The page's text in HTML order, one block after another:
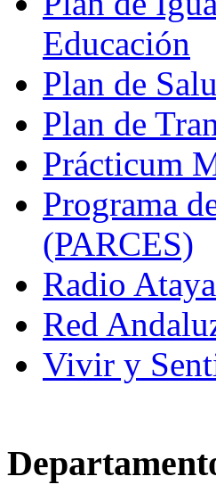
Educación
Plan de
Plan de
Prácticum
Programa
(PARCES)
Radio
Red
Vivir y